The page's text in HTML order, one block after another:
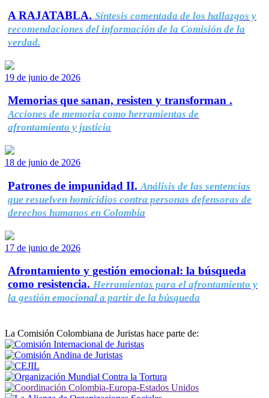
A RAJATABLA. Síntesis comentada de los hallazgos y
recomendaciones del información de la Comisión de la
verdad.
19 de junio de 2026
Memorias que sanan, resisten y transforman .
Acciones de memoria como herramientas de
afrontamiento y justicia
18 de junio de 2026
Patrones de impunidad II. Análisis de las sentencias
que resuelven homicidios contra personas defensoras de
derechos humanos en Colombia
17 de junio de 2026
Afrontamiento y gestión emocional: la búsqueda
como resistencia. Herramientas para el afrontamiento y
la gestión emocional a partir de la búsqueda
La Comisión Colombiana de Juristas hace parte de: